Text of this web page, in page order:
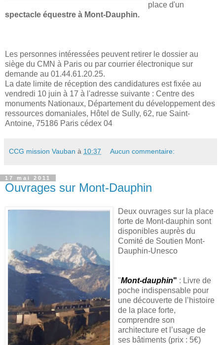
place d'un
spectacle équestre à Mont-Dauphin.
Les personnes intéressées peuvent retirer le dossier au
siège du CMN à Paris ou par courrier électronique sur
demande au 01.44.61.20.25.
La date limite de réception des candidatures est fixée au
vendredi 10 juin à 17 à l'adresse suivante : Centre des
monuments Nationaux, Département du développement des
ressources domaniales, Hôtel de Sully, 62, rue Saint-
Antoine, 75186 Paris cédex 04
CCG mission Vauban à 10:37 Aucun commentaire:
17 mai 2011
Ouvrages sur Mont-Dauphin
Deux ouvrages sur la place
forte de Mont-dauphin sont
disponibles auprès du
Comité de Soutien Mont-
Dauphin-Unesco
"Mont-dauphin" : Livre de
poche indispensable pour
une découverte de l’histoire
de la place forte,
comprendre son
architecture et l’usage de
ses bâtiments (prix : 5€)